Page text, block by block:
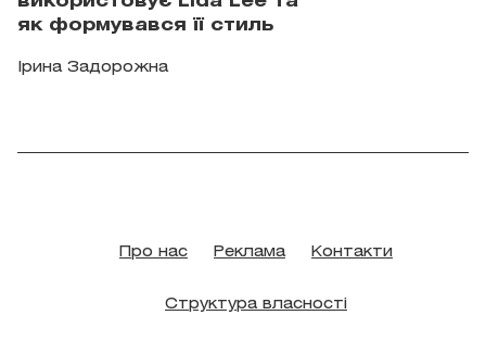
як формувався її стиль
Ірина Задорожна
Про нас Реклама Контакти
Структура власності